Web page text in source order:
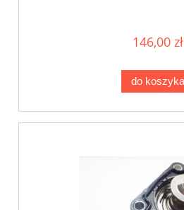
146,00 zł
do koszyka